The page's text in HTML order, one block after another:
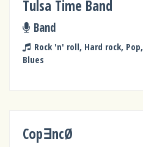
Tulsa Time Band
Band
Rock 'n' roll, Hard rock, Pop,
Blues
Cop∃ncØ